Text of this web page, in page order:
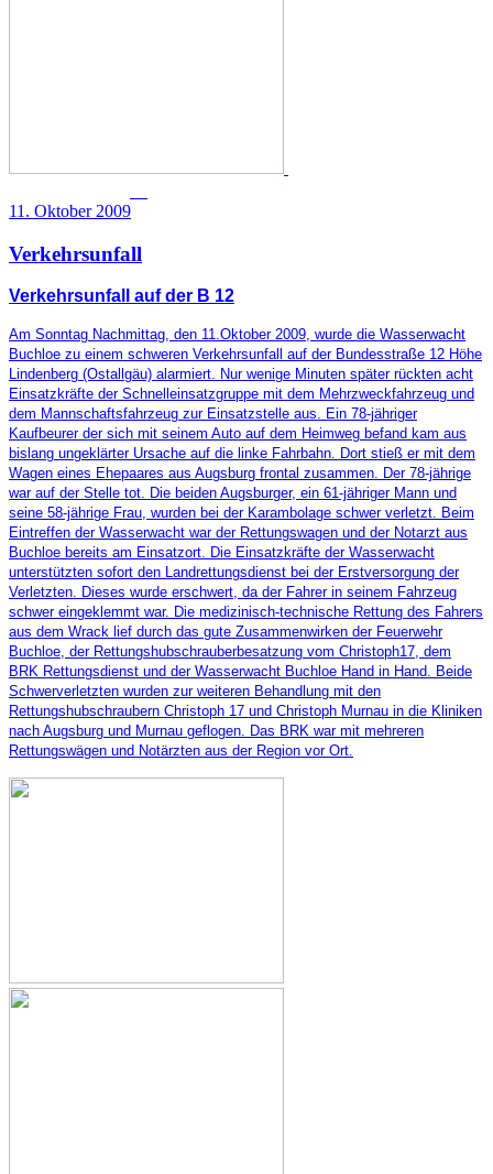
11. Oktober 2009
Verkehrsunfall
Verkehrsunfall auf der B 12
Am Sonntag Nachmittag, den 11.Oktober 2009, wurde die Wasserwacht
Buchloe zu einem schweren Verkehrsunfall auf der Bundesstraße 12 Höhe
Lindenberg (Ostallgäu) alarmiert. Nur wenige Minuten später rückten acht
Einsatzkräfte der Schnelleinsatzgruppe mit dem Mehrzweckfahrzeug und
dem Mannschaftsfahrzeug zur Einsatzstelle aus. Ein 78-jähriger
Kaufbeurer der sich mit seinem Auto auf dem Heimweg befand kam aus
bislang ungeklärter Ursache auf die linke Fahrbahn. Dort stieß er mit dem
Wagen eines Ehepaares aus Augsburg frontal zusammen. Der 78-jährige
war auf der Stelle tot. Die beiden Augsburger, ein 61-jähriger Mann und
seine 58-jährige Frau, wurden bei der Karambolage schwer verletzt. Beim
Eintreffen der Wasserwacht war der Rettungswagen und der Notarzt aus
Buchloe bereits am Einsatzort. Die Einsatzkräfte der Wasserwacht
unterstützten sofort den Landrettungsdienst bei der Erstversorgung der
Verletzten. Dieses wurde erschwert, da der Fahrer in seinem Fahrzeug
schwer eingeklemmt war. Die medizinisch-technische Rettung des Fahrers
aus dem Wrack lief durch das gute Zusammenwirken der Feuerwehr
Buchloe, der Rettungshubschrauberbesatzung vom Christoph17, dem
BRK Rettungsdienst und der Wasserwacht Buchloe Hand in Hand. Beide
Schwerverletzten wurden zur weiteren Behandlung mit den
Rettungshubschraubern Christoph 17 und Christoph Murnau in die Kliniken
nach Augsburg und Murnau geflogen. Das BRK war mit mehreren
Rettungswägen und Notärzten aus der Region vor Ort.